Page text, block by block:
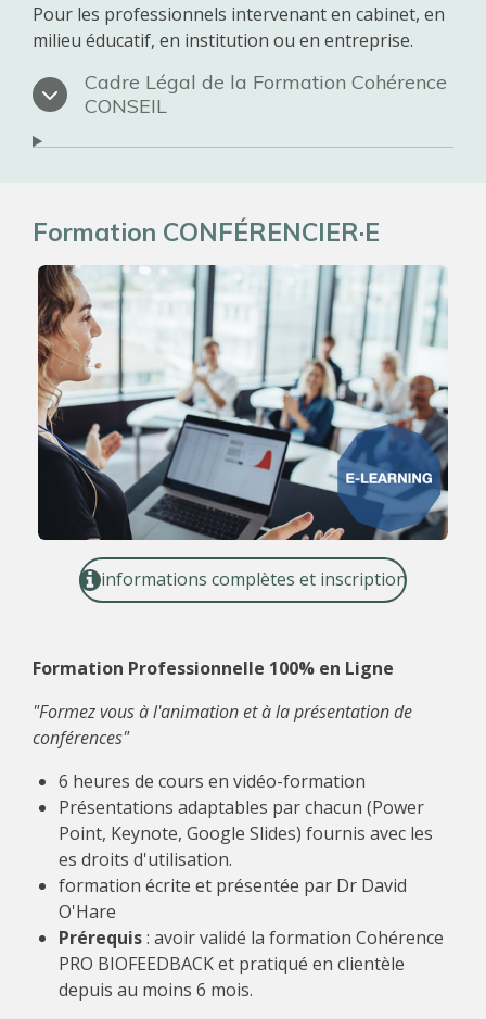
Pour les professionnels intervenant en cabinet, en
milieu éducatif, en institution ou en entreprise.
Cadre Légal de la Formation Cohérence
CONSEIL
Formation CONFÉRENCIER·E
informations complètes et inscription
Formation Professionnelle 100% en Ligne
"Formez vous à l'animation et à la présentation de
conférences"
6 heures de cours en vidéo-formation
Présentations adaptables par chacun (Power
Point, Keynote, Google Slides) fournis avec les
es droits d'utilisation.
formation écrite et présentée par Dr David
O'Hare
Prérequis: avoir validé la formation Cohérence
PRO BIOFEEDBACK et pratiqué en clientèle
depuis au moins 6 mois.